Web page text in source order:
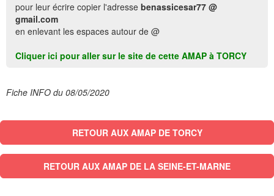
pour leur écrire copier l'adresse benassicesar77 @
gmail.com
en enlevant les espaces autour de @
Cliquer ici pour aller sur le site de cette AMAP à TORCY
Fiche INFO du 08/05/2020
RETOUR AUX AMAP DE TORCY
RETOUR AUX AMAP DE LA SEINE-ET-MARNE